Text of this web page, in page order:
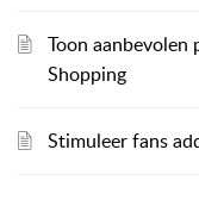
Toon
Shopping
Stimuleer fans